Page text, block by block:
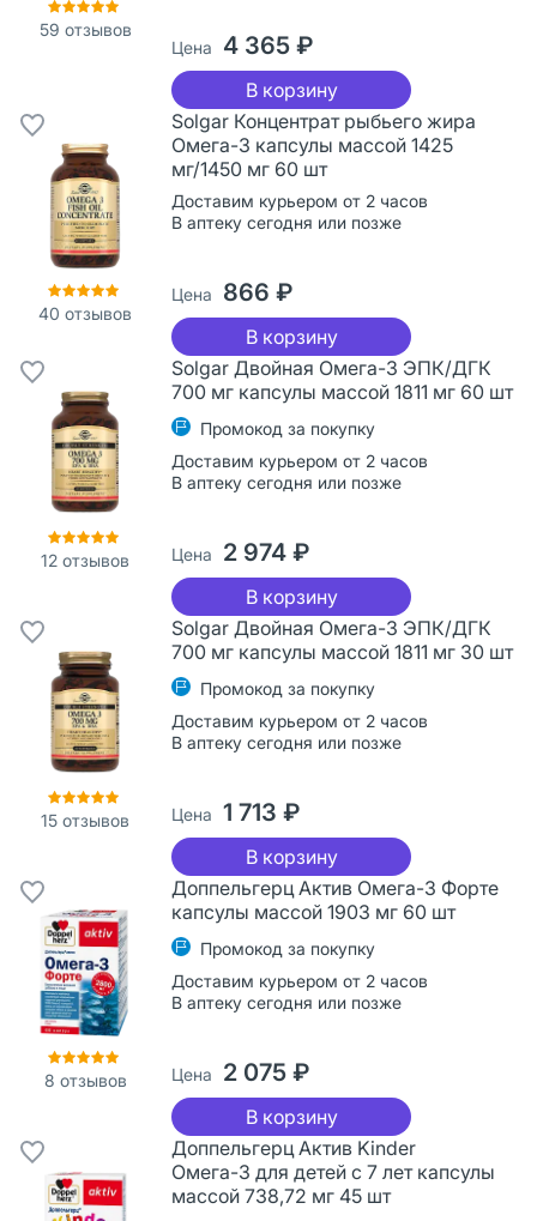
59 отзывов
Цена 4 365 ₽
В корзину
40 отзывов
Solgar Концентрат рыбьего жира
Омега-3 капсулы массой 1425
мг/1450 мг 60 шт
Доставим курьером от 2 часов
В аптеку сегодня или позже
Цена 866 ₽
В корзину
12 отзывов
Solgar Двойная Омега-3 ЭПК/ДГК
700 мг капсулы массой 1811 мг 60 шт
Промокод за покупку
Доставим курьером от 2 часов
В аптеку сегодня или позже
Цена 2 974 ₽
В корзину
15 отзывов
Solgar Двойная Омега-3 ЭПК/ДГК
700 мг капсулы массой 1811 мг 30 шт
Промокод за покупку
Доставим курьером от 2 часов
В аптеку сегодня или позже
Цена 1 713 ₽
В корзину
8 отзывов
Доппельгерц Актив Омега-3 Форте
капсулы массой 1903 мг 60 шт
Промокод за покупку
Доставим курьером от 2 часов
В аптеку сегодня или позже
Цена 2 075 ₽
В корзину
Доппельгерц Актив Kinder
Омега-3 для детей с 7 лет капсулы
массой 738,72 мг 45 шт